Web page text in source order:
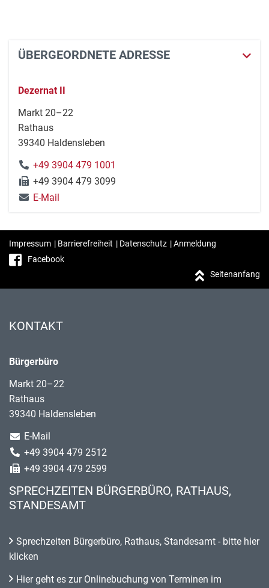
ÜBERGEORDNETE ADRESSE
Dezernat II
Markt 20–22
Rathaus
39340 Haldensleben
+49 3904 479 1001
+49 3904 479 3099
E-Mail
Impressum | Barrierefreiheit | Datenschutz |Anmeldung
Facebook
Seitenanfang
KONTAKT
Bürgerbüro
Markt 20–22
Rathaus
39340 Haldensleben
E-Mail
+49 3904 479 2512
+49 3904 479 2599
SPRECHZEITEN BÜRGERBÜRO, RATHAUS,
STANDESAMT
Sprechzeiten Bürgerbüro, Rathaus, Standesamt - bitte hier
klicken
Hier geht es zur Onlinebuchung von Terminen im